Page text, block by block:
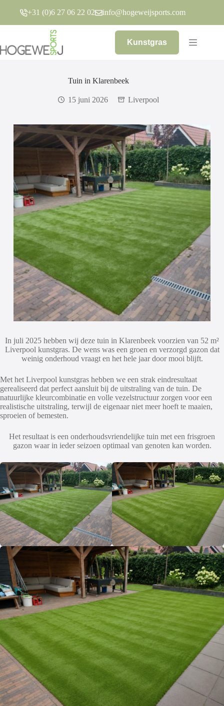
+31 (0)6 27 06 22 02 info@hogeweijsports.com
Kunstgras
Tuin in Klarenbeek
15 juni 2026 Liverpool
In juli 2025 hebben wij deze tuin in Klarenbeek voorzien van 52 m²
Liverpool kunstgras. De wens was een groen en verzorgd gazon dat
weinig onderhoud vraagt en het hele jaar door mooi blijft.
Met het Liverpool kunstgras hebben we een strak eindresultaat
gerealiseerd dat perfect aansluit bij de uitstraling van de tuin. De
natuurlijke kleurcombinatie en volle vezelstructuur zorgen voor een
realistische uitstraling, terwijl de eigenaar niet meer hoeft te maaien,
sproeien of bemesten.
Het resultaat is een onderhoudsvriendelijke tuin met een frisgroen
gazon waar in ieder seizoen optimaal van genoten kan worden.